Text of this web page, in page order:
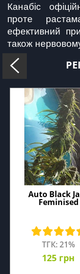
Канабіс
проте
ефективний
також
Auto Black
Feminised
ТГК: 21%
125 грн